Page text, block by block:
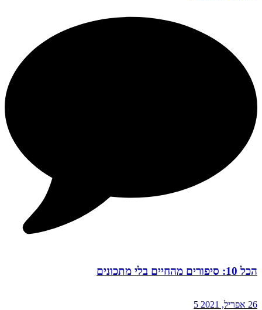
הכל 10: סיפורים מהחיים בלי מתכונים
26 אפריל, 2021 5